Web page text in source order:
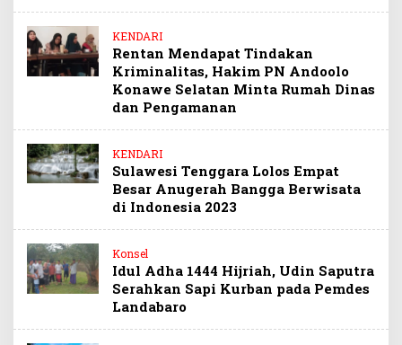
KENDARI
Rentan Mendapat Tindakan
Kriminalitas, Hakim PN Andoolo
Konawe Selatan Minta Rumah Dinas
dan Pengamanan
KENDARI
Sulawesi Tenggara Lolos Empat
Besar Anugerah Bangga Berwisata
di Indonesia 2023
Konsel
Idul Adha 1444 Hijriah, Udin Saputra
Serahkan Sapi Kurban pada Pemdes
Landabaro